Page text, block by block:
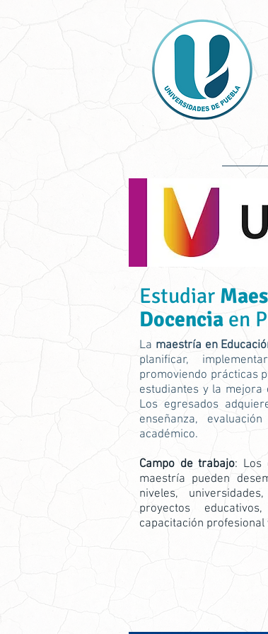
Estudiar
Docencia en
La maestría en
planificar,
promoviendo prácticas
estudiantes y la mejora
Los egresados
enseñanza,
académico.
Campo de trabajo: Los
maestría pueden
niveles,
proyectos
capacitación